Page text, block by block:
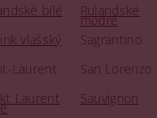
bílé Rulandské
modré
vlašský
Sagrantino
Laurent
San Lorenzo
Laurent
Sauvignon